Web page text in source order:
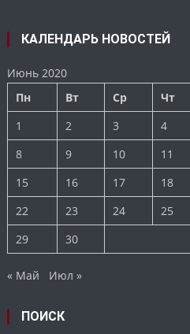
КАЛЕНДАРЬ НОВОСТЕЙ
Июнь 2020
Пн
Вт Ср Чт
1
2 3 4
8
9 10 11
15
16 17 18
22
23 24 25
29
30
« Май Июл »
ПОИСК